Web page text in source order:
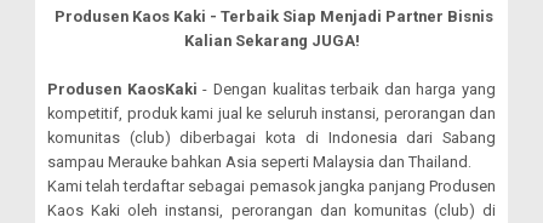
Produsen Kaos Kaki - Terbaik Siap Menjadi Partner Bisnis
Kalian Sekarang JUGA!
Produsen KaosKaki - Dengan kualitas terbaik dan harga yang
kompetitif, produk kami jual ke seluruh instansi, perorangan dan
komunitas (club) diberbagai kota di Indonesia dari Sabang
sampau Merauke bahkan Asia seperti Malaysia dan Thailand.
Kami telah terdaftar sebagai pemasok jangka panjang Produsen
Kaos Kaki oleh instansi, perorangan dan komunitas (club) di